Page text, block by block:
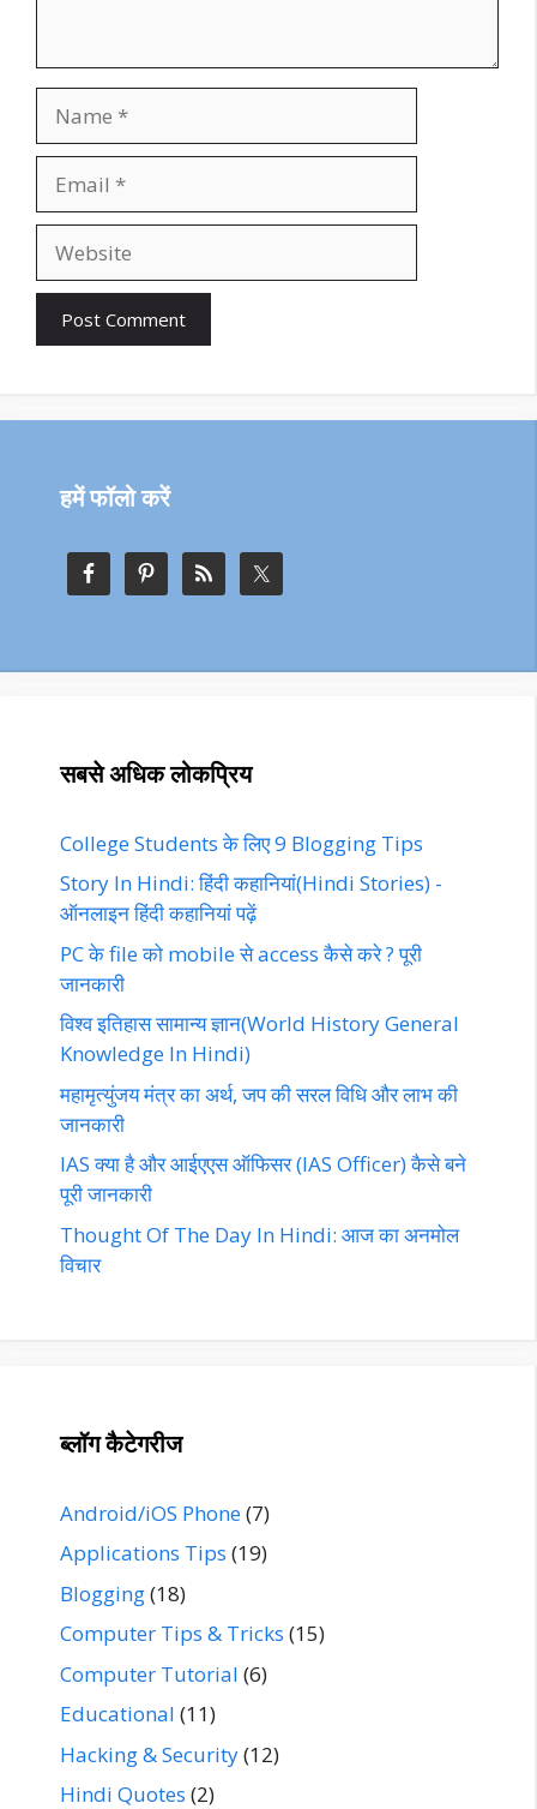
हमें फॉलो करें
सबसे अधिक लोकप्रिय
College Students के लिए 9 Blogging Tips
Story In Hindi: हिंदी कहानियां(Hindi Stories) -
ऑनलाइन हिंदी कहानियां पढ़ें‎‎
PC के file को mobile से access कैसे करे ? पूरी
जानकारी
विश्व इतिहास सामान्य ज्ञान(World History General
Knowledge In Hindi)
महामृत्युंजय मंत्र का अर्थ, जप की सरल विधि और लाभ की
जानकारी
IAS क्या है और आईएएस ऑफिसर (IAS Officer) कैसे बने
पूरी जानकारी
Thought Of The Day In Hindi: आज का अनमोल
विचार
ब्लॉग कैटेगरीज
Android/iOS Phone(7)
Applications Tips (19)
Blogging(18)
Computer Tips & Tricks (15)
Computer Tutorial (6)
Educational (11)
Hacking & Security(12)
Hindi Quotes (2)